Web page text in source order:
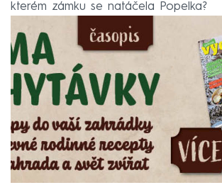
kterém zámku se natáčela Popelka?